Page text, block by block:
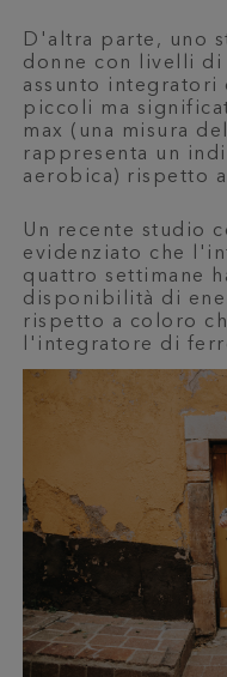
D'altra parte, uno
donne con livelli
assunto integratori
piccoli ma
max (una misura
rappresenta un
aerobica) rispetto
Un recente studio
evidenziato che
quattro settimane
disponibilità di
rispetto a coloro
l'integratore di